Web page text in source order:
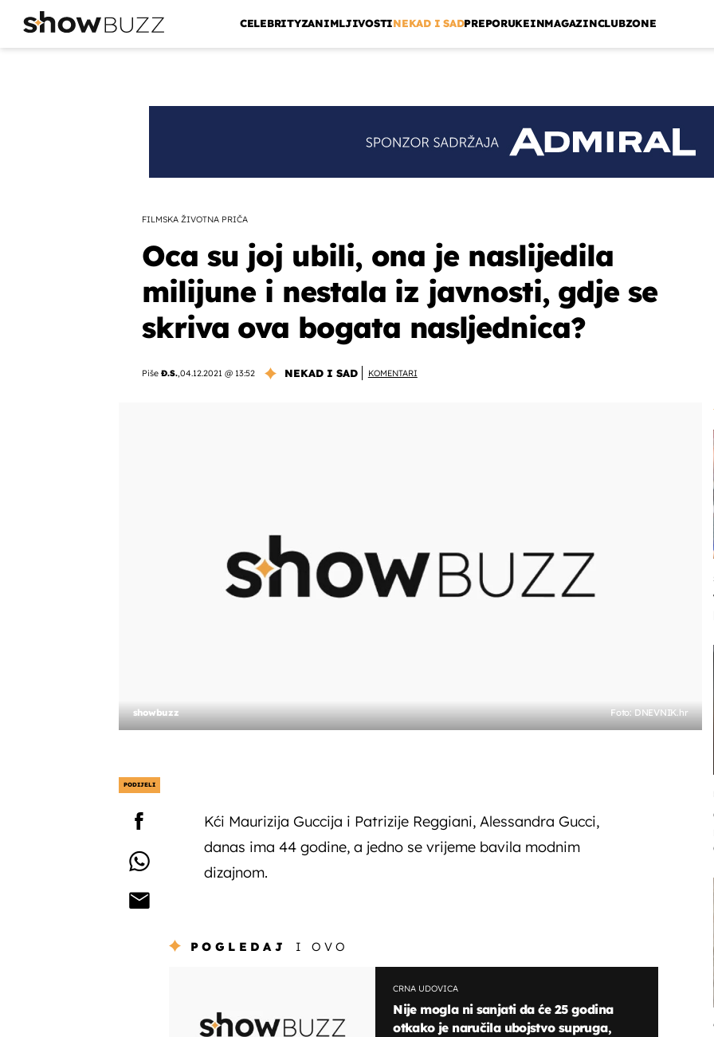
CELEBRITYZANIMLJIVOSTINEKAD I SADPREPORUKEINMAGAZINCLUBZONE
FILMSKA ŽIVOTNA PRIČA
Oca su joj ubili, ona je naslijedila
milijune i nestala iz javnosti, gdje se
skriva ova bogata nasljednica?
Piše Đ.S.,04.12.2021 @ 13:52 NEKAD I SAD KOMENTARI
showbuzz Foto: DNEVNIK.hr
PODIJELI
Kći Maurizija Guccija i Patrizije Reggiani, Alessandra Gucci,
danas ima 44 godine, a jedno se vrijeme bavila modnim
dizajnom.
POGLEDAJ I OVO
CRNA UDOVICA
Nije mogla ni sanjati da će 25 godina
otkako je naručila ubojstvo supruga,